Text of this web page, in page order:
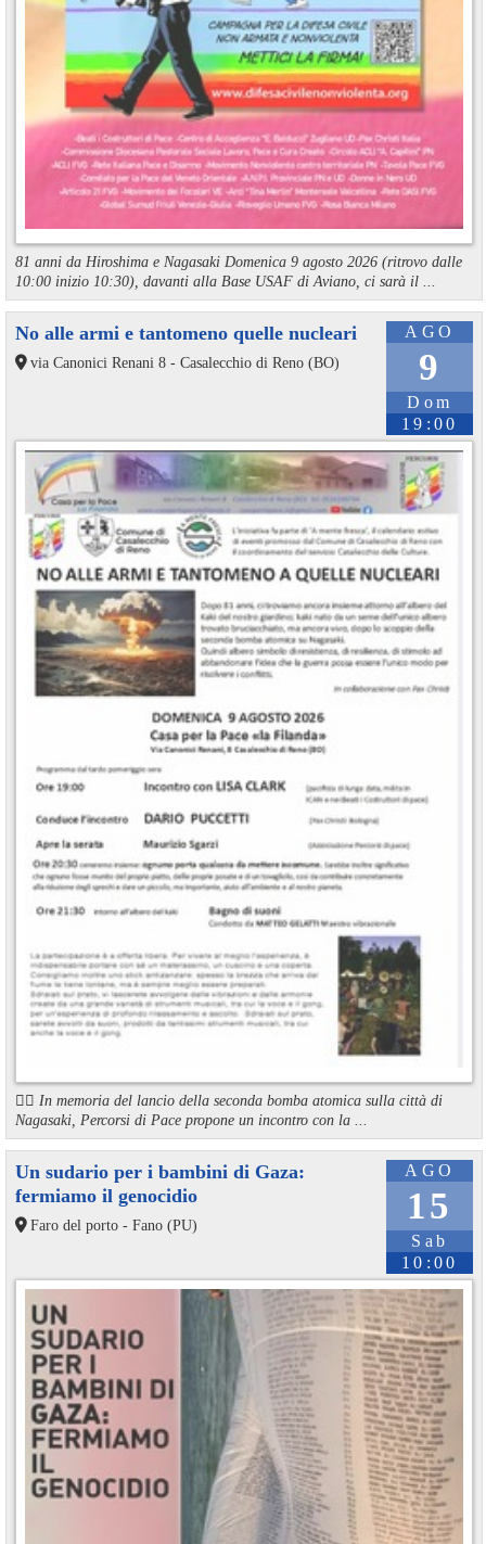
81 anni da Hiroshima e Nagasaki Domenica 9 agosto 2026 (ritrovo dalle
10:00 inizio 10:30), davanti alla Base USAF di Aviano, ci sarà il ...
AGO
9
Dom
19:00
No alle armi e tantomeno quelle nucleari
via Canonici Renani 8 - Casalecchio di Reno (BO)
🏳️‍🌈 In memoria del lancio della seconda bomba atomica sulla città di
Nagasaki, Percorsi di Pace propone un incontro con la ...
AGO
15
Sab
10:00
Un sudario per i bambini di Gaza:
fermiamo il genocidio
Faro del porto - Fano (PU)